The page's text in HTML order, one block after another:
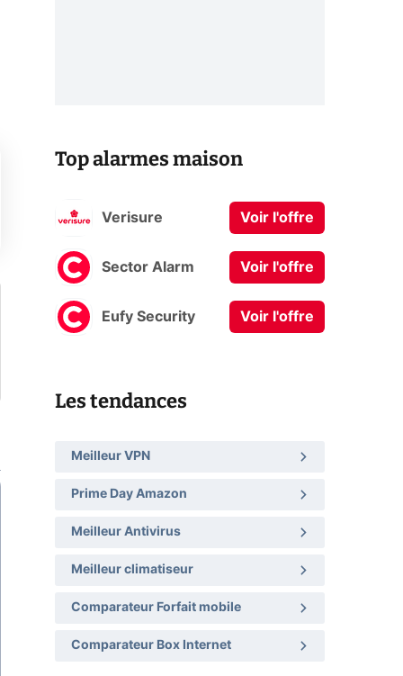
Top alarmes maison
Verisure Voir l'offre
Sector Alarm Voir l'offre
Eufy Security Voir l'offre
Les tendances
Meilleur VPN
Prime Day Amazon
Meilleur Antivirus
Meilleur climatiseur
Comparateur Forfait mobile
Comparateur Box Internet